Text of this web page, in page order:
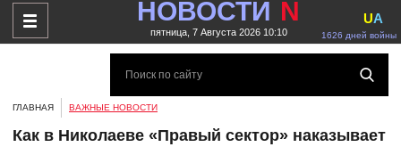
НОВОСТИ N
пятница, 7 Августа 2026 10:10 1626 дней войны
UA
ГЛАВНАЯ ВАЖНЫЕ НОВОСТИ
Как в Николаеве «Правый сектор» наказывает